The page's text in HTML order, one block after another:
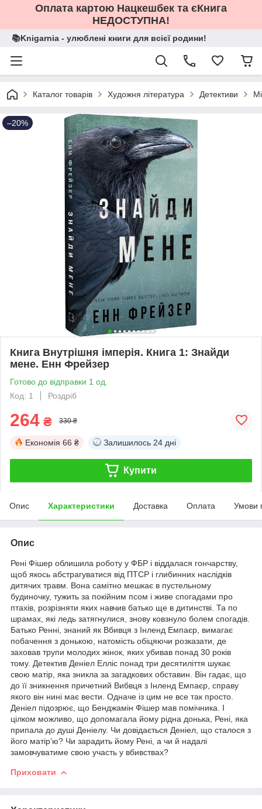
Оплата картою Нацкешбек та єКнига
НЕДОСТУПНА!
📚Knigarnia - улюблені книги для всієї родини!
Каталог товарів Художня література Детективи
–20%
Книга Внутрішня імперія. Книга 1: Знайди
мене. Енн Фрейзер
Готово до відправки 1 од.
Код: 1
Роздріб
264 ₴ 330 ₴
Економія 66 ₴ Залишилось 24 дні
Купити
Опис Характеристики Доставка Оплата Умови
Опис
Рені Фішер облишила роботу у ФБР і віддалася гончарству,
щоб якось абстрагуватися від ПТСР і глибинних наслідків
дитячих травм. Вона самітно мешкає в пустельному
будиночку, тужить за покійним псом і живе спогадами про
птахів, розрізняти яких навчив батько ще в дитинстві. Та по
шрамах, які ледь затягнулися, знову ковзнуло болем спогадів.
Батько Ренні, знаний як Вбивця з Інленд Емпаєр, вимагає
побачення з донькою, натомість обіцяючи розказати, де
заховав трупи молодих жінок, яких убивав понад 30 років
тому. Детектив Деніел Елліс понад три десятиліття шукає
свою матір, яка зникла за загадкових обставин. Він гадає, що
до її зникнення причетний Вибвця з Інленд Емпаєр, справу
якого він нині має вести. Одначе із цим не все так просто.
Деніел підозрює, що Бенджамін Фішер мав помічника. І
цілком можливо, що допомагала йому рідна донька, Рені, яка
припала до душі Деніелу. Чи довідається Деніел, що сталося з
його матір’ю? Чи зарадить йому Рені, а чи й надалі
замовчуватиме свою участь у вбивствах?
Приховати